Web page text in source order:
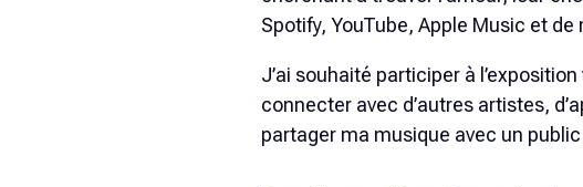
Spotify, YouTube, Apple Music et
J’ai souhaité participer à
connecter avec d’autres artistes,
partager ma musique avec un